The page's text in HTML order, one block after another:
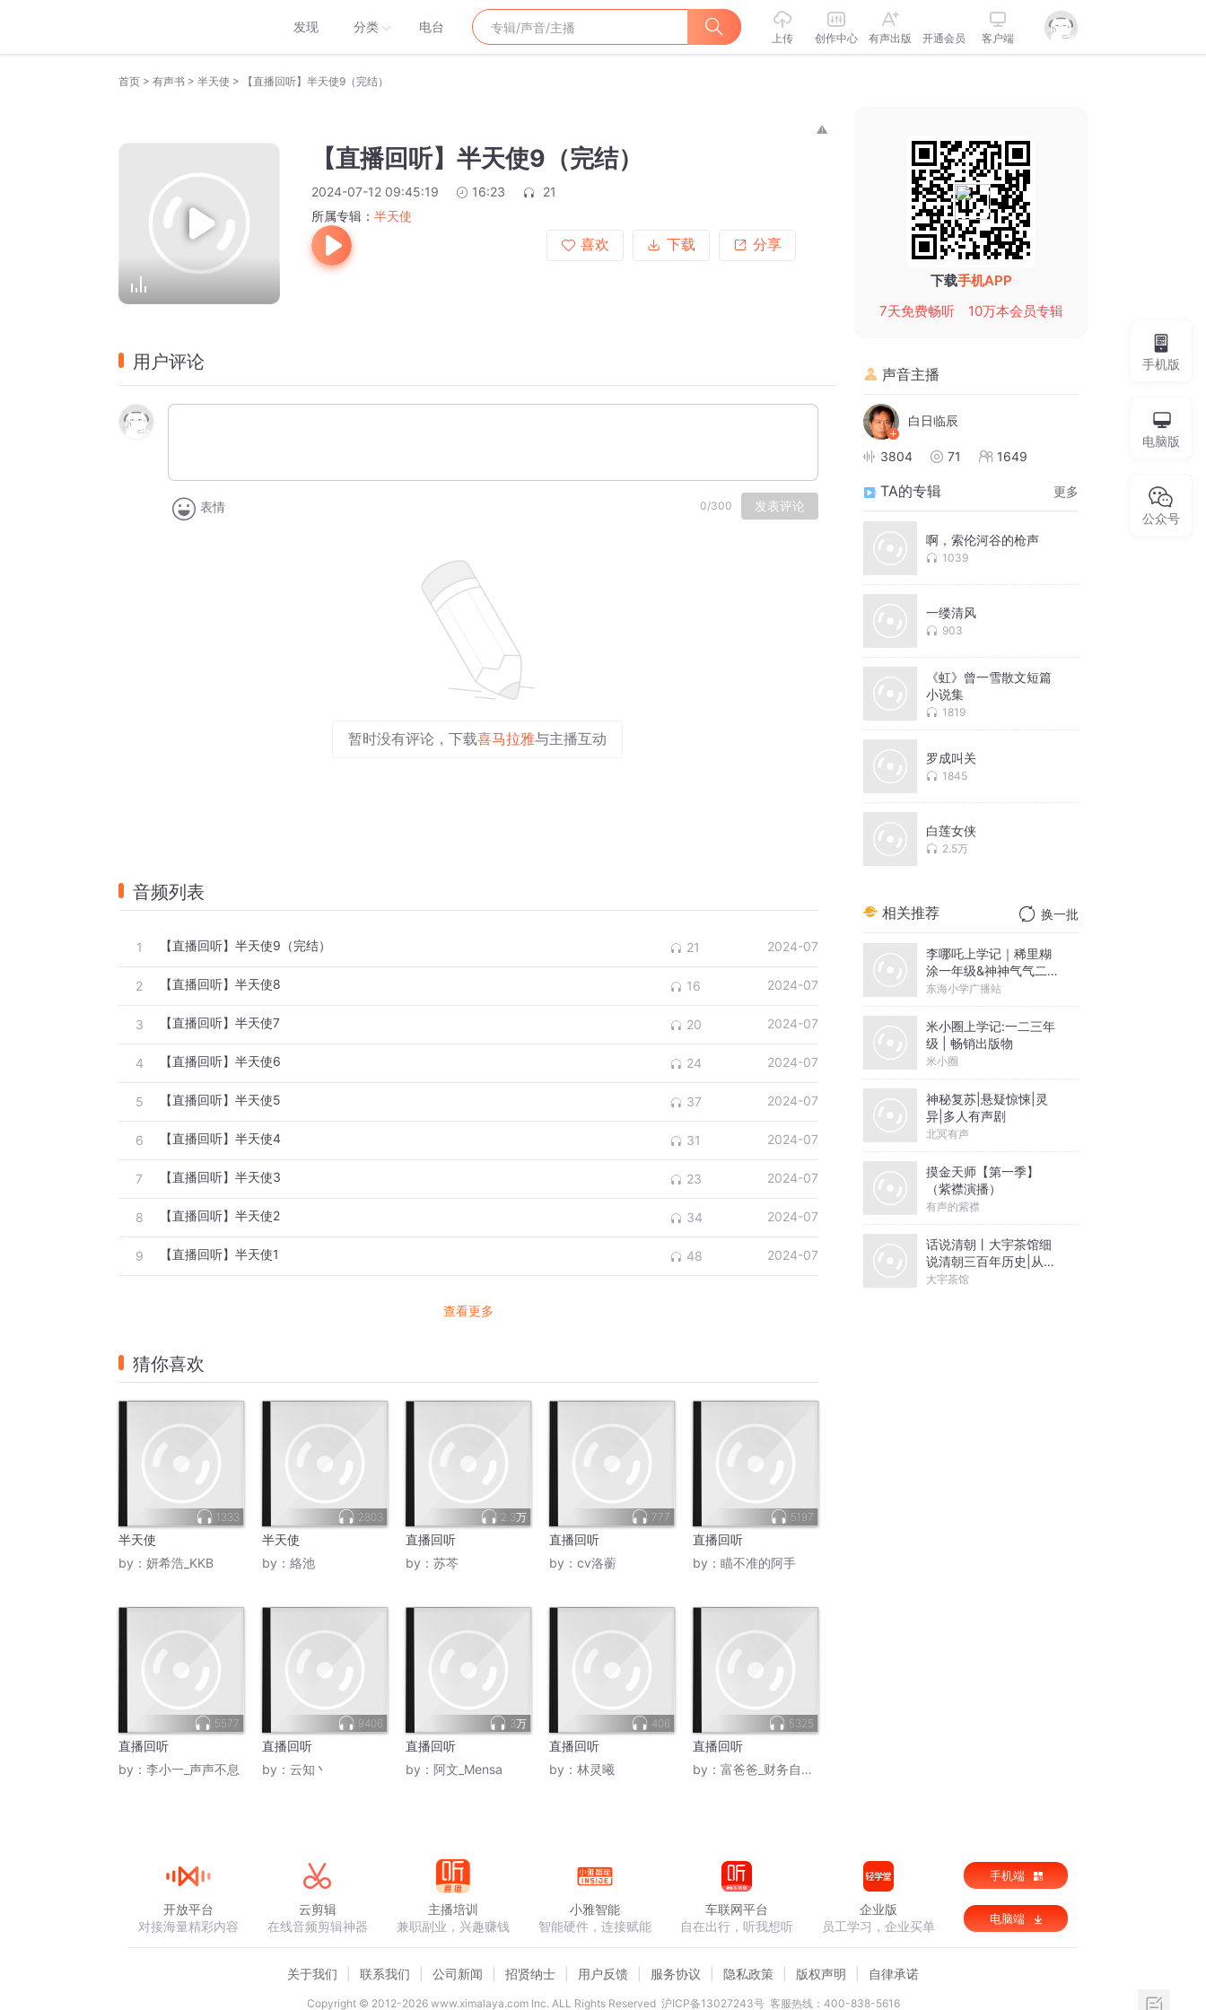
发现 分类 电台
上传 创作中心 有声出版 开通会员 客户端
首页 > 有声书 > 半天使 > 【直播回听】半天使9（完结）
【直播回听】半天使9（完结）
2024-07-12 09:45:19 16:23
21
所属专辑： 半天使
喜欢
下载 分享
用户评论
表情 0/300 发表评论
暂时没有评论，下载喜马拉雅与主播互动
音频列表
1 【直播回听】半天使9（完结） 21 2024-07
2 【直播回听】半天使8 16 2024-07
3 【直播回听】半天使7 20 2024-07
4 【直播回听】半天使6 24 2024-07
5 【直播回听】半天使5 37 2024-07
6 【直播回听】半天使4 31 2024-07
7 【直播回听】半天使3 23 2024-07
8 【直播回听】半天使2 34 2024-07
9 【直播回听】半天使1 48 2024-07
查看更多
猜你喜欢
1333
半天使
by： 妍希浩_KKB
2803
半天使
by： 絡池
2.3万
直播回听
by： 苏芩
777
直播回听
by： cv洛蘅
5197
直播回听
by： 瞄不准的阿手
5577
直播回听
by： 李小一_声声不息
9406
直播回听
by： 云知丶
3万
直播回听
by： 阿文_Mensa
406
直播回听
by： 林灵曦
5325
直播回听
by： 富爸爸_财务自由之路
下载手机APP
7天免费畅听
10万本会员专辑
声音主播
白日临辰
3804 71 1649
TA的专辑 更多
啊，索伦河谷的枪声
1039
一缕清风
903
《虹》曾一雪散文短篇
小说集
1819
罗成叫关
1845
白莲女侠
2.5万
相关推荐 换一批
李哪吒上学记｜稀里糊
涂一年级&神神气气二年
级
东海小学广播站
米小圈上学记:一二三年
级 | 畅销出版物
米小圈
神秘复苏|悬疑惊悚|灵
异|多人有声剧
北冥有声
摸金天师【第一季】
（紫襟演播）
有声的紫襟
话说清朝丨大宇茶馆细
说清朝三百年历史|从努
尔哈赤到末代皇帝溥仪|
大宇茶馆
手机版
电脑版
公众号
开放平台
对接海量精彩内容
云剪辑
在线音频剪辑神器
主播培训
兼职副业，兴趣赚钱
小雅智能
智能硬件，连接赋能
车联网平台
自在出行，听我想听
企业版
员工学习，企业买单
手机端
电脑端
关于我们 联系我们 公司新闻 招贤纳士 用户反馈 服务协议 隐私政策 版权声明 自律承诺
Copyright © 2012-2026www.ximalaya.com lnc. ALL Rights Reserved 沪ICP备13027243号 客服热线：400-838-5616